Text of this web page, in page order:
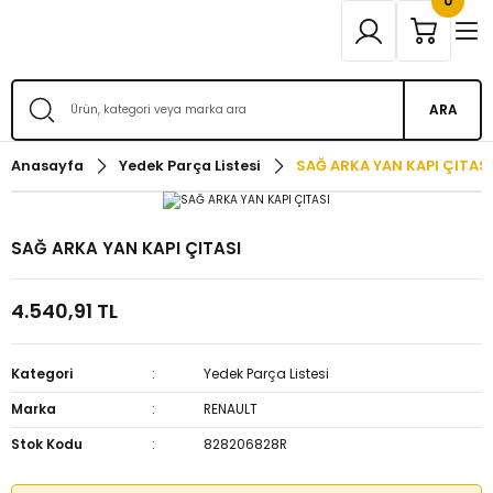
ARA
Anasayfa Yedek Parça Listesi SAĞ ARKA YAN KAPI ÇITASI
SAĞ ARKA YAN KAPI ÇITASI
4.540,91 TL
Kategori
Yedek Parça Listesi
Marka
RENAULT
Stok Kodu
828206828R